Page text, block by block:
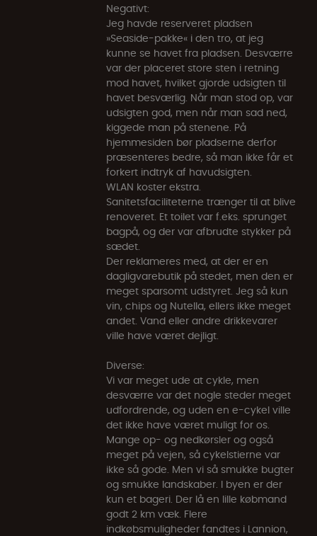
Negativt:
Jeg havde reserveret pladsen
»Seaside-pakke« i den tro, at jeg
kunne se havet fra pladsen. Desværre
var der placeret store sten i retning
mod havet, hvilket gjorde udsigten til
havet besværlig. Når man stod op, var
udsigten god, men når man sad ned,
kiggede man på stenene. På
hjemmesiden bør pladserne derfor
præsenteres bedre, så man ikke får et
forkert indtryk af havudsigten.
WLAN koster ekstra.
Sanitetsfaciliteterne trænger til at blive
renoveret. Et toilet var f.eks. sprunget
bagpå, og der var afbrudte stykker på
sædet.
Der reklameres med, at der er en
dagligvarebutik på stedet, men den er
meget sparsomt udstyret. Jeg så kun
vin, chips og Nutella, ellers ikke meget
andet. Vand eller andre drikkevarer
ville have været dejligt.
Diverse:
Vi var meget ude at cykle, men
desværre var det nogle steder meget
udfordrende, og uden en e-cykel ville
det ikke have været muligt for os.
Mange op- og nedkørsler og også
meget på vejen, så cykelstierne var
ikke så gode. Men vi så smukke bugter
og smukke landskaber. I byen er der
kun et bageri. Der lå en lille købmand
godt 2 km væk. Flere
indkøbsmuligheder fandtes i Lannion,